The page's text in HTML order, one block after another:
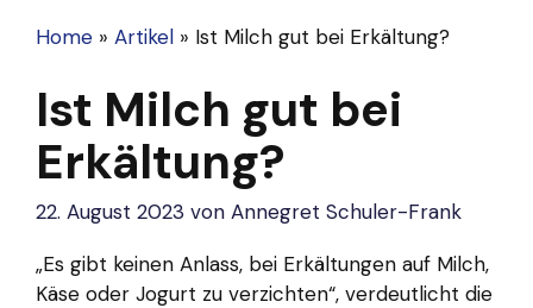
Home » Artikel » Ist Milch gut bei Erkältung?
Ist Milch gut bei
Erkältung?
22. August 2023 von Annegret Schuler-Frank
„Es gibt keinen Anlass, bei Erkältungen auf Milch,
Käse oder Jogurt zu verzichten“, verdeutlicht die